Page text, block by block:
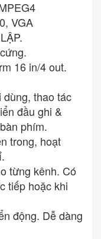
VGA
16 in/4 out.
thao tác
đầu ghi &
phím.
trong, hoạt
từng kênh. Có
tiếp hoặc khi
động. Dễ dàng